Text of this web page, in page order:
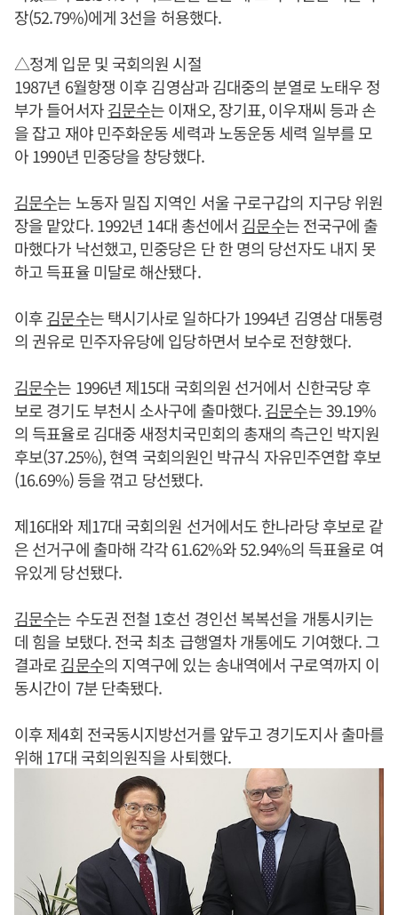
장(52.79%)에게 3선을 허용했다.
△정계 입문 및 국회의원 시절
1987년 6월항쟁 이후 김영삼과 김대중의 분열로 노태우 정
부가 들어서자김문수는 이재오, 장기표, 이우재씨 등과 손
을 잡고 재야 민주화운동 세력과 노동운동 세력 일부를 모
아 1990년 민중당을 창당했다.
김문수는 노동자 밀집 지역인 서울 구로구갑의 지구당 위원
장을 맡았다. 1992년 14대 총선에서 김문수는 전국구에 출
마했다가 낙선했고, 민중당은 단 한 명의 당선자도 내지 못
하고 득표율 미달로 해산됐다.
이후김문수는 택시기사로 일하다가 1994년 김영삼 대통령
의 권유로 민주자유당에 입당하면서 보수로 전향했다.
김문수는 1996년 제15대 국회의원 선거에서 신한국당 후
보로 경기도 부천시 소사구에 출마했다.김문수는 39.19%
의 득표율로 김대중 새정치국민회의 총재의 측근인 박지원
후보(37.25%), 현역 국회의원인 박규식 자유민주연합 후보
(16.69%) 등을 꺾고 당선됐다.
제16대와 제17대 국회의원 선거에서도 한나라당 후보로 같
은 선거구에 출마해 각각 61.62%와 52.94%의 득표율로 여
유있게 당선됐다.
김문수는 수도권 전철 1호선 경인선 복복선을 개통시키는
데 힘을 보탰다. 전국 최초 급행열차 개통에도 기여했다. 그
결과로김문수의 지역구에 있는 송내역에서 구로역까지 이
동시간이 7분 단축됐다.
이후 제4회 전국동시지방선거를 앞두고 경기도지사 출마를
위해 17대 국회의원직을 사퇴했다.